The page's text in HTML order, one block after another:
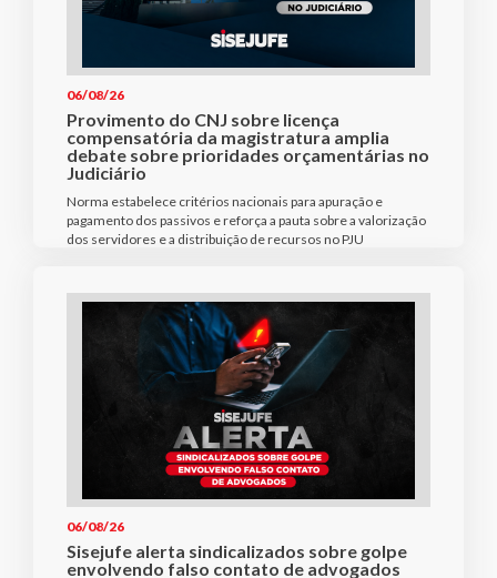
06/08/26
Provimento do CNJ sobre licença
compensatória da magistratura amplia
debate sobre prioridades orçamentárias no
Judiciário
Norma estabelece critérios nacionais para apuração e
pagamento dos passivos e reforça a pauta sobre a valorização
dos servidores e a distribuição de recursos no PJU
06/08/26
Sisejufe alerta sindicalizados sobre golpe
envolvendo falso contato de advogados